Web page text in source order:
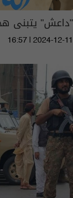
"داعش" يتبنى
16:57 | 2024-12-11